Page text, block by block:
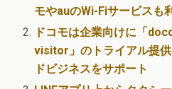
モやauのWi-Fiサービスも
ドコモは企業向けに「
visitor」のトライアル提
ドビジネスをサポート